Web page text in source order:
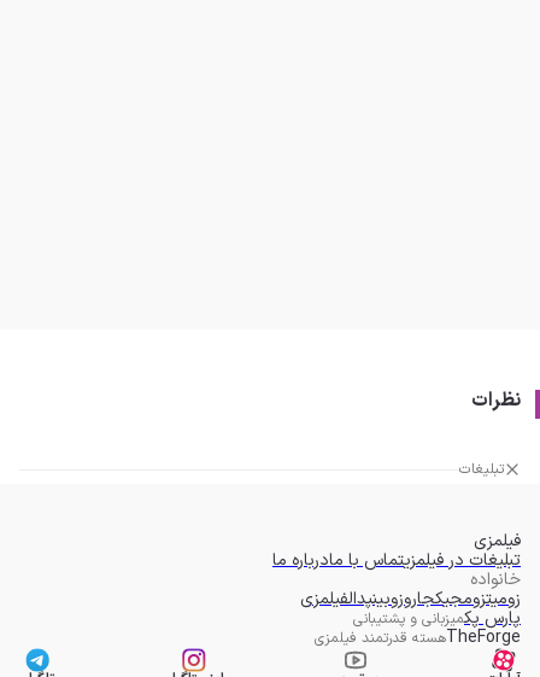
نظرات
تبلیغات
فیلمزی
تبلیغات در فیلمزیتماس با مادرباره ما
خانواده
زومیتزومجیکجاروزوبینپدالفیلمزی
پارس پکمیزبانی و پشتیبانی
TheForgeهسته قدرتمند فیلمزی